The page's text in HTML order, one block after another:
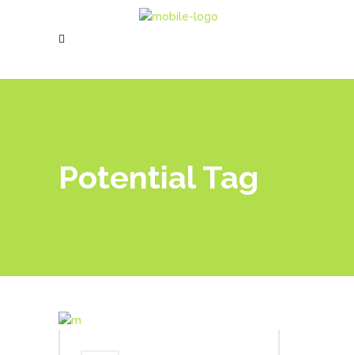
Potential Tag